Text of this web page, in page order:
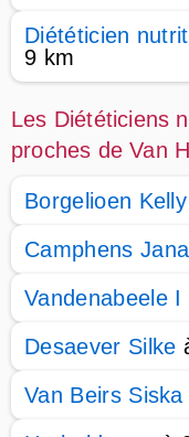
Diététicien
9 km
Les Diététiciens
proches de Van
Borgelioen Kelly
Camphens Jana
Vandenabeele I
Desaever Silke
Van Beirs Siska